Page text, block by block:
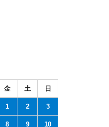
金 土 日
1 2 3
8 9 10